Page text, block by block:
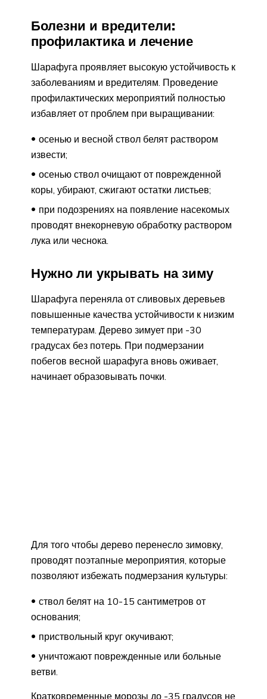
Болезни и вредители:
профилактика и лечение
Шарафуга проявляет высокую устойчивость к
заболеваниям и вредителям. Проведение
профилактических мероприятий полностью
избавляет от проблем при выращивании:
осенью и весной ствол белят раствором
извести;
осенью ствол очищают от поврежденной
коры, убирают, сжигают остатки листьев;
при подозрениях на появление насекомых
проводят внекорневую обработку раствором
лука или чеснока.
Нужно ли укрывать на зиму
Шарафуга переняла от сливовых деревьев
повышенные качества устойчивости к низким
температурам. Дерево зимует при -30
градусах без потерь. При подмерзании
побегов весной шарафуга вновь оживает,
начинает образовывать почки.
Для того чтобы дерево перенесло зимовку,
проводят поэтапные мероприятия, которые
позволяют избежать подмерзания культуры:
ствол белят на 10-15 сантиметров от
основания;
приствольный круг окучивают;
уничтожают поврежденные или больные
ветви.
Кратковременные морозы до -35 градусов не